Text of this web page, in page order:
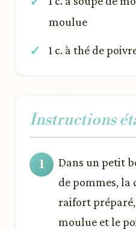
moulue
1 c. à thé de
Instructions
Dans un petit
de pommes, la
raifort
moulue et le